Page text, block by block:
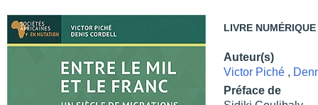
LIVRE NUMÉRIQUE
Auteur(s)
Victor Piché ,
Préface de